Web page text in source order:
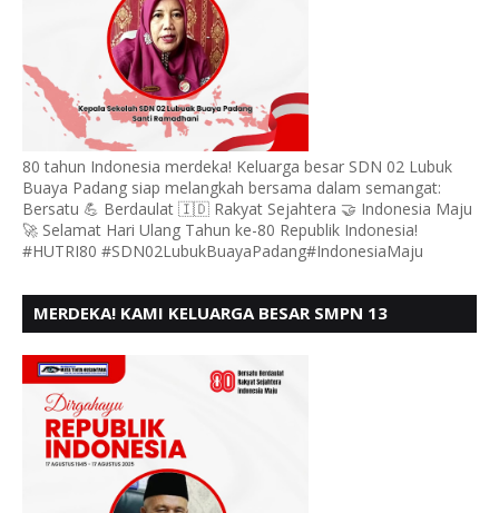
80 tahun Indonesia merdeka! Keluarga besar SDN 02 Lubuk
Buaya Padang siap melangkah bersama dalam semangat:
Bersatu 💪 Berdaulat 🇮🇩 Rakyat Sejahtera 🤝 Indonesia Maju
🚀 Selamat Hari Ulang Tahun ke-80 Republik Indonesia!
#HUTRI80 #SDN02LubukBuayaPadang#IndonesiaMaju
MERDEKA! KAMI KELUARGA BESAR SMPN 13